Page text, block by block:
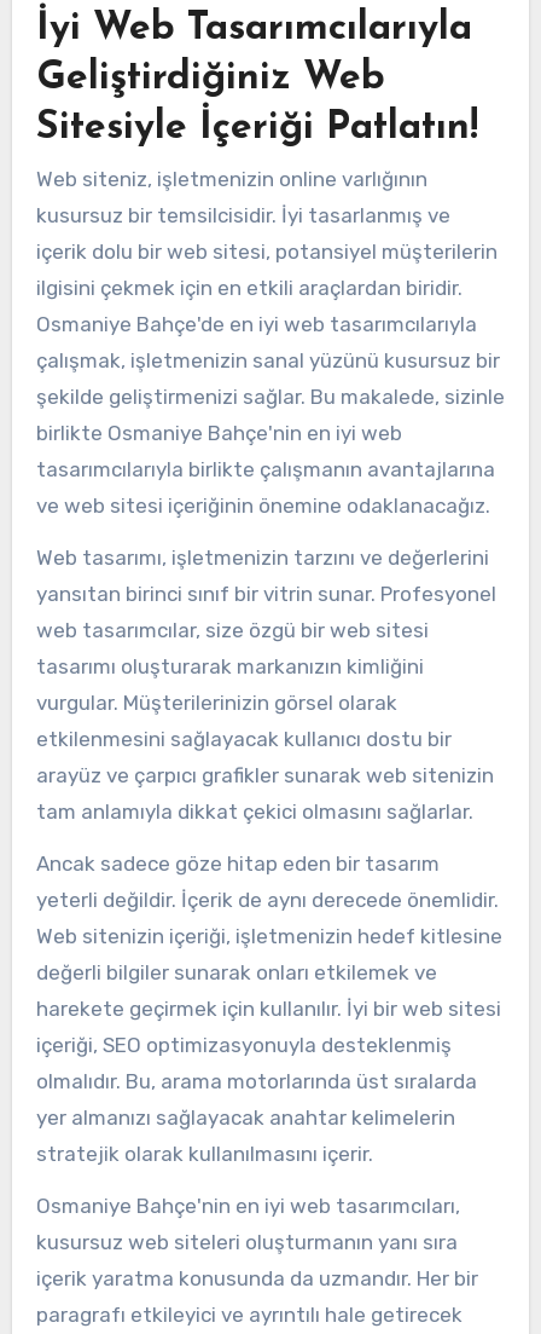
İyi Web Tasarımcılarıyla
Geliştirdiğiniz Web
Sitesiyle İçeriği Patlatın!
Web siteniz, işletmenizin online varlığının
kusursuz bir temsilcisidir. İyi tasarlanmış ve
içerik dolu bir web sitesi, potansiyel müşterilerin
ilgisini çekmek için en etkili araçlardan biridir.
Osmaniye Bahçe'de en iyi web tasarımcılarıyla
çalışmak, işletmenizin sanal yüzünü kusursuz bir
şekilde geliştirmenizi sağlar. Bu makalede, sizinle
birlikte Osmaniye Bahçe'nin en iyi web
tasarımcılarıyla birlikte çalışmanın avantajlarına
ve web sitesi içeriğinin önemine odaklanacağız.
Web tasarımı, işletmenizin tarzını ve değerlerini
yansıtan birinci sınıf bir vitrin sunar. Profesyonel
web tasarımcılar, size özgü bir web sitesi
tasarımı oluşturarak markanızın kimliğini
vurgular. Müşterilerinizin görsel olarak
etkilenmesini sağlayacak kullanıcı dostu bir
arayüz ve çarpıcı grafikler sunarak web sitenizin
tam anlamıyla dikkat çekici olmasını sağlarlar.
Ancak sadece göze hitap eden bir tasarım
yeterli değildir. İçerik de aynı derecede önemlidir.
Web sitenizin içeriği, işletmenizin hedef kitlesine
değerli bilgiler sunarak onları etkilemek ve
harekete geçirmek için kullanılır. İyi bir web sitesi
içeriği, SEO optimizasyonuyla desteklenmiş
olmalıdır. Bu, arama motorlarında üst sıralarda
yer almanızı sağlayacak anahtar kelimelerin
stratejik olarak kullanılmasını içerir.
Osmaniye Bahçe'nin en iyi web tasarımcıları,
kusursuz web siteleri oluşturmanın yanı sıra
içerik yaratma konusunda da uzmandır. Her bir
paragrafı etkileyici ve ayrıntılı hale getirecek